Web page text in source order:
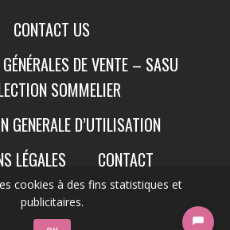
cookies à des fins statistiques et
publicitaires.
CONTACT US
DE VENTE – SASU
SOMMELIER
GENERALE D’UTILISATION
LÉGALES
CONTACT